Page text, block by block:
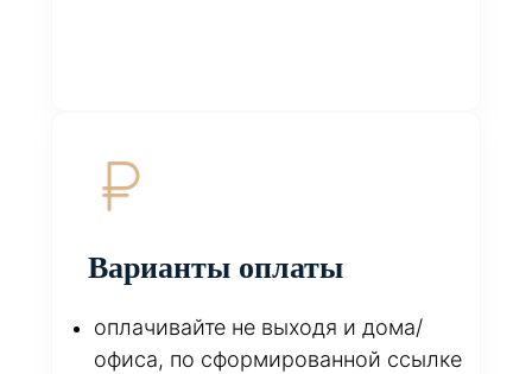
Варианты оплаты
оплачивайте не выходя и дома/
офиса, по сформированной ссылке